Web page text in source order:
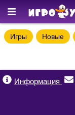
Игры Новые
Информация